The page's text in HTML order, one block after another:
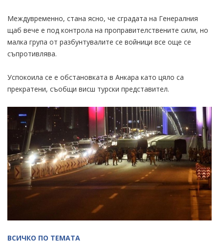
Междувременно, стана ясно, че сградата на Генералния
щаб вече е под контрола на проправителствените сили, но
малка група от разбунтувалите се войници все още се
съпротивлява.
Успокоила се е обстановката в Анкара като цяло са
прекратени, съобщи висш турски представител.
ВСИЧКО ПО ТЕМАТА